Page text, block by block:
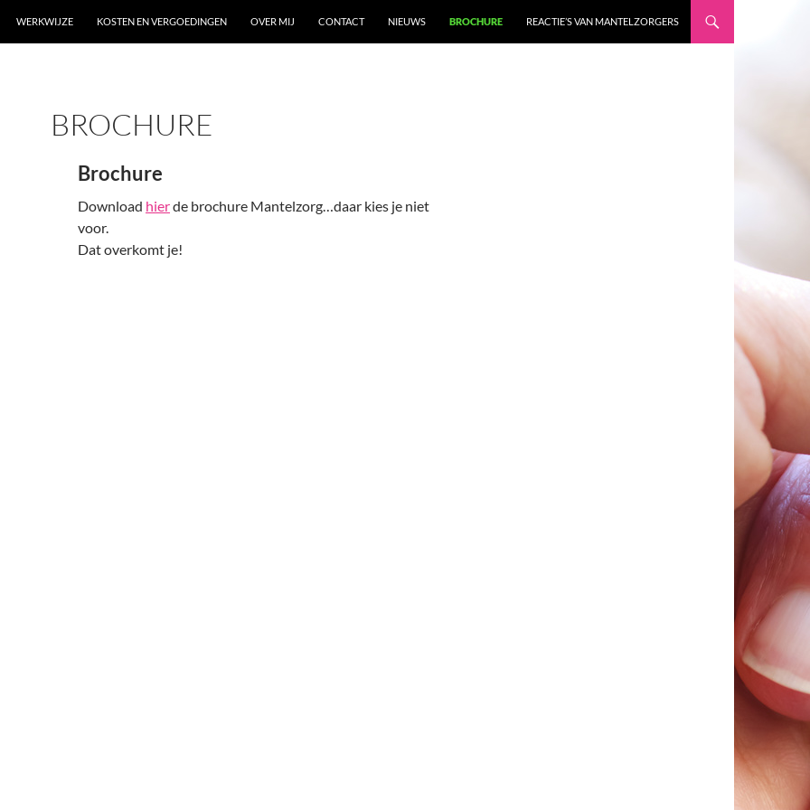
WERKWIJZE KOSTEN EN VERGOEDINGEN OVER MIJ CONTACT NIEUWS BROCHURE REACTIE’S VAN MANTELZORGERS
BROCHURE
Brochure
Download hierde brochure Mantelzorg…daar kies je niet
voor.
Dat overkomt je!